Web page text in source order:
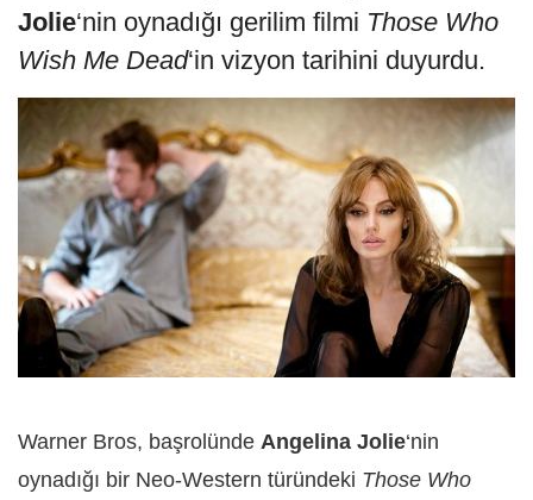
Jolie‘nin oynadığı gerilim filmi Those Who
Wish Me Dead‘in vizyon tarihini duyurdu.
Warner Bros, başrolünde Angelina Jolie‘nin
oynadığı bir Neo-Western türündeki Those Who